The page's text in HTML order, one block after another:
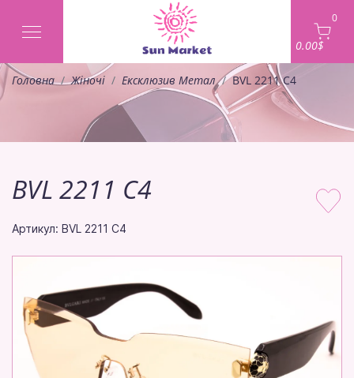
0
0.00$
Головна Жіночі Ексклюзив Метал BVL 2211 C4
BVL 2211 C4
Артикул: BVL 2211 C4